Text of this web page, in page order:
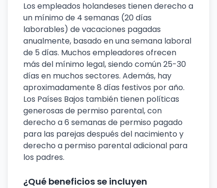
Los empleados holandeses tienen derecho a
un mínimo de 4 semanas (20 días
laborables) de vacaciones pagadas
anualmente, basado en una semana laboral
de 5 días. Muchos empleadores ofrecen
más del mínimo legal, siendo común 25-30
días en muchos sectores. Además, hay
aproximadamente 8 días festivos por año.
Los Países Bajos también tienen políticas
generosas de permiso parental, con
derecho a 6 semanas de permiso pagado
para las parejas después del nacimiento y
derecho a permiso parental adicional para
los padres.
¿Qué beneficios se incluyen